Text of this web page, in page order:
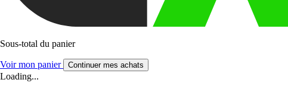
Sous-total du panier
Voir mon panier Continuer mes achats
Loading...